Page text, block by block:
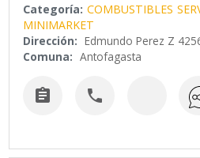
Categoría: COMBUSTIBLES
MINIMARKET
Dirección: Edmundo Perez Z
Comuna: Antofagasta
 